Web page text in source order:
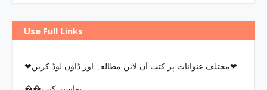
Use Full Links
❤مختلف عنوانات پر کتب آن لائن مطالعہ اور ڈاؤن لوڈ کریں❤